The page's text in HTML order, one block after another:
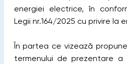
energiei electrice, în
Legii nr.164/2025 cu privire la
În partea ce vizează
termenului de prezentare